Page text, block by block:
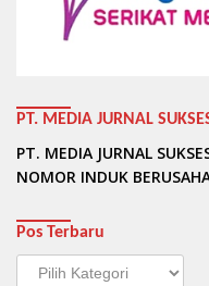
PT. MEDIA JURNAL
PT. MEDIA JURNAL
NOMOR INDUK
Pos Terbaru
Pos